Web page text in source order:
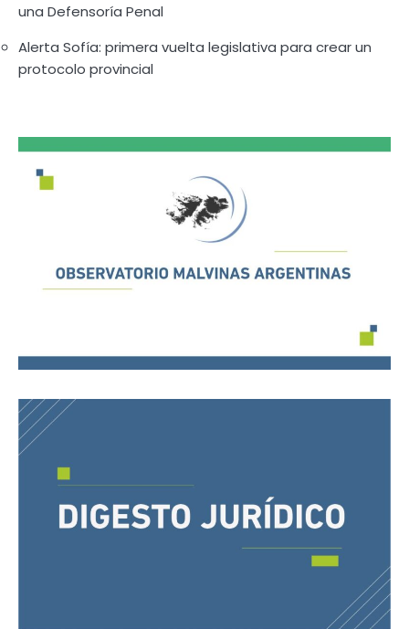
una Defensoría Penal
Alerta Sofía: primera vuelta legislativa para crear un
protocolo provincial